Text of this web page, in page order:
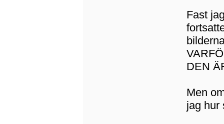
Fast
DEN
Men
jag hur